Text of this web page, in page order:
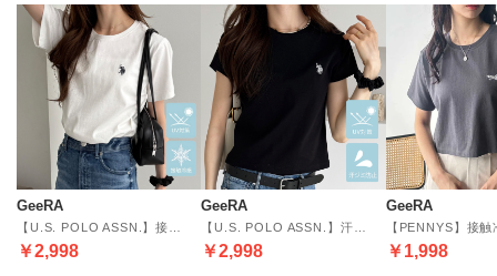
GeeRA
￥2,998
GeeRA
￥2,998
GeeRA
￥1,998